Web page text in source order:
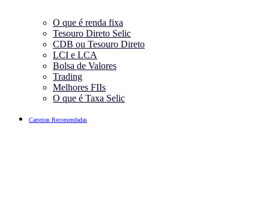
O que é renda fixa
Tesouro Direto Selic
CDB ou Tesouro Direto
LCI e LCA
Bolsa de Valores
Trading
Melhores FIIs
O que é Taxa Selic
Carteiras Recomendadas